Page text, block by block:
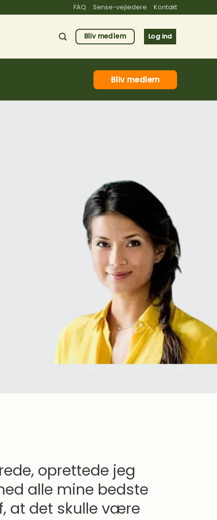
FAQ Sense-vejledere Kontakt
Bliv medlem Log ind
Bliv medlem
oprettede jeg
alle mine bedste
at det skulle være